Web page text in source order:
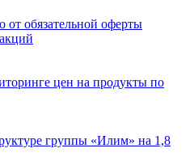
от обязательной оферты
цен на продукты по
группы «Илим» на 1,8